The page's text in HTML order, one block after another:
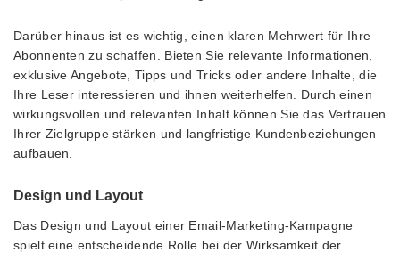
Darüber hinaus ist es wichtig, einen klaren Mehrwert für Ihre
Abonnenten zu schaffen. Bieten Sie relevante Informationen,
exklusive Angebote, Tipps und Tricks oder andere Inhalte, die
Ihre Leser interessieren und ihnen weiterhelfen. Durch einen
wirkungsvollen und relevanten Inhalt können Sie das Vertrauen
Ihrer Zielgruppe stärken und langfristige Kundenbeziehungen
aufbauen.
Design und Layout
Das Design und Layout einer Email-Marketing-Kampagne
spielt eine entscheidende Rolle bei der Wirksamkeit der